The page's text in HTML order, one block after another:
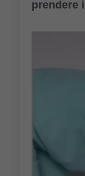
prendere